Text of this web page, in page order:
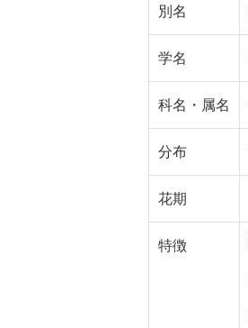
別名
学名
科名・属名
分布
花期
特徴